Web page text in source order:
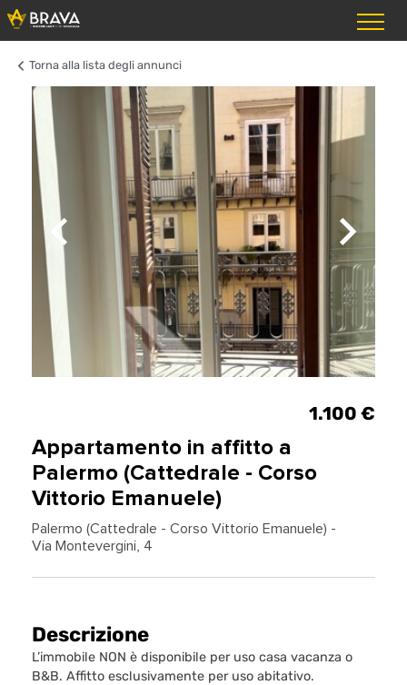
Torna alla lista degli annunci
Appartamento in affitto a
Palermo (Cattedrale - Corso
Vittorio Emanuele)
Palermo (Cattedrale - Corso Vittorio Emanuele) -
Via Montevergini, 4
1.100 €
Descrizione
L’immobile NON è disponibile per uso casa vacanza o
B&B. Affitto esclusivamente per uso abitativo.